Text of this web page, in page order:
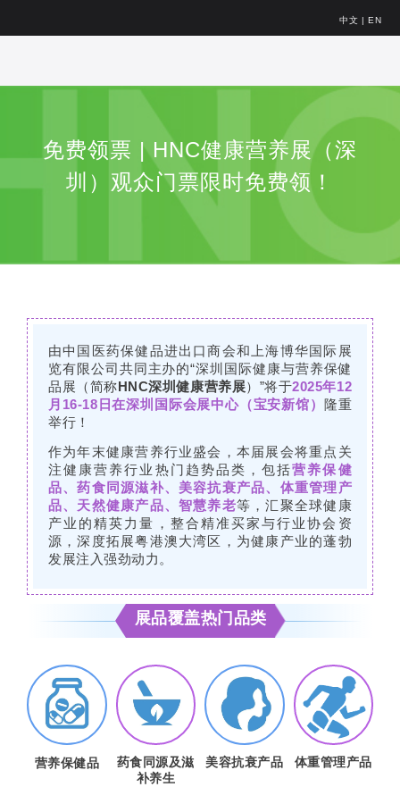
中文 | EN
免费领票 | HNC健康营养展（深
圳）观众门票限时免费领！
由中国医药保健品进出口商会和上海博华国际展
览有限公司共同主办的“深圳国际健康与营养保健
品展（简称HNC深圳健康营养展）”将于2025年12
月16-18日在深圳国际会展中心（宝安新馆）
隆重
举行！
作为年末健康营养行业盛会，本届展会将重点关
注健康营养行业热门趋势品类，包括营养保健
品、药食同源滋补、美容抗衰产品、体重管理产
品、天然健康产品、智慧养老等，汇聚全球健康
产业的精英力量，整合精准买家与行业协会资
源，深度拓展粤港澳大湾区，为健康产业的蓬勃
发展注入强劲动力。
展品覆盖热门品类
营养保健品
药食同源及滋
补养生
美容抗衰产品 体重管理产品